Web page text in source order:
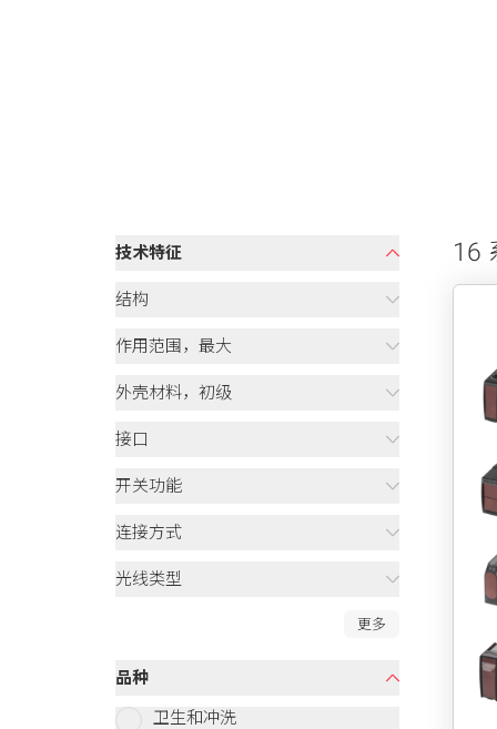
技术特征
结构
作用范围，最大
外壳材料，初级
接口
开关功能
连接方式
光线类型
更多
品种
卫生和冲洗
16